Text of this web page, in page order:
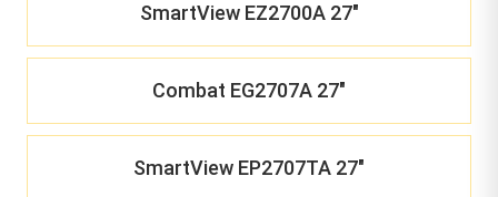
SmartView EZ2700A 27"
Combat EG2707A 27"
SmartView EP2707TA 27"